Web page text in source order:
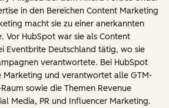
in den Bereichen Content Marketing
macht sie zu einer anerkannten
Vor HubSpot war sie als Content
Eventbrite Deutschland tätig, wo sie
verantwortete. Bei HubSpot
Marketing und verantwortet alle GTM-
sowie die Themen Revenue
Media, PR und Influencer Marketing.